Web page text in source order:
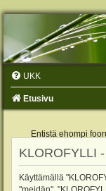
UKK
Etusivu
Entistä ehompi
KLOROFYLLI
Käyttämällä